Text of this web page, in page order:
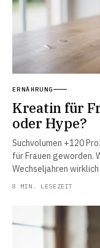
ERNÄHRUNG
Kreatin für
oder Hype?
Suchvolumen +120
für Frauen geworden.
Wechseljahren
8 MIN. LESEZEIT